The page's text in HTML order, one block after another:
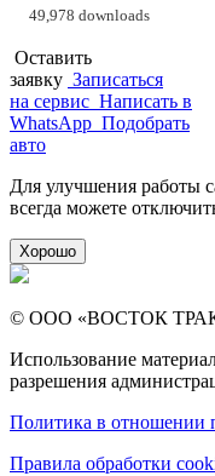
49,978 downloads
Оставить
заявку Записаться
на сервис Написать в
WhatsApp Подобрать
авто
Для улучшения работы
всегда можете
Хорошо
© ООО «ВОСТОК
Использование
разрешения
Политика в отношении
Правила обработки